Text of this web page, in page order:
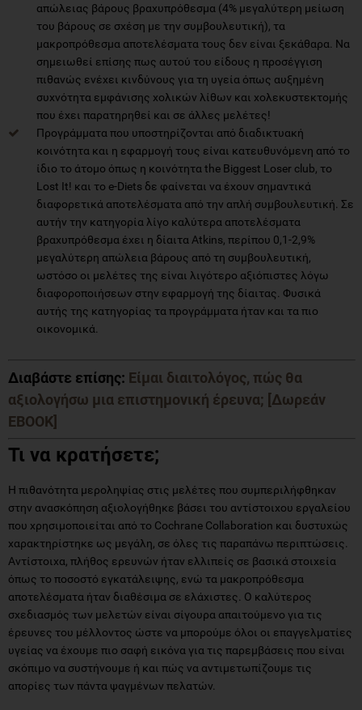
απώλειας βάρους βραχυπρόθεσμα (4% μεγαλύτερη μείωση
του βάρους σε σχέση με την συμβουλευτική), τα
μακροπρόθεσμα αποτελέσματα τους δεν είναι ξεκάθαρα. Να
σημειωθεί επίσης πως αυτού του είδους η προσέγγιση
πιθανώς ενέχει κινδύνους για τη υγεία όπως αυξημένη
συχνότητα εμφάνισης χολικών λίθων και χολεκυστεκτομής
που έχει παρατηρηθεί και σε άλλες μελέτες!
Προγράμματα που υποστηρίζονται από διαδικτυακή
κοινότητα και η εφαρμογή τους είναι κατευθυνόμενη από το
ίδιο το άτομο όπως η κοινότητα the Biggest Loser club, το
Lost It! και το e-Diets δε φαίνεται να έχουν σημαντικά
διαφορετικά αποτελέσματα από την απλή συμβουλευτική. Σε
αυτήν την κατηγορία λίγο καλύτερα αποτελέσματα
βραχυπρόθεσμα έχει η δίαιτα Atkins, περίπου 0,1-2,9%
μεγαλύτερη απώλεια βάρους από τη συμβουλευτική,
ωστόσο οι μελέτες της είναι λιγότερο αξιόπιστες λόγω
διαφοροποιήσεων στην εφαρμογή της δίαιτας. Φυσικά
αυτής της κατηγορίας τα προγράμματα ήταν και τα πιο
οικονομικά.
Διαβάστε επίσης: Είμαι διαιτολόγος, πώς θα
αξιολογήσω μια επιστημονική έρευνα; [Δωρεάν
EBOOK]
Τι να κρατήσετε;
Η πιθανότητα μεροληψίας στις μελέτες που συμπεριλήφθηκαν
στην ανασκόπηση αξιολογήθηκε βάσει του αντίστοιχου εργαλείου
που χρησιμοποιείται από το Cochrane Collaboration και δυστυχώς
χαρακτηρίστηκε ως μεγάλη, σε όλες τις παραπάνω περιπτώσεις.
Αντίστοιχα, πλήθος ερευνών ήταν ελλιπείς σε βασικά στοιχεία
όπως το ποσοστό εγκατάλειψης, ενώ τα μακροπρόθεσμα
αποτελέσματα ήταν διαθέσιμα σε ελάχιστες. Ο καλύτερος
σχεδιασμός των μελετών είναι σίγουρα απαιτούμενο για τις
έρευνες του μέλλοντος ώστε να μπορούμε όλοι οι επαγγελματίες
υγείας να έχουμε πιο σαφή εικόνα για τις παρεμβάσεις που είναι
σκόπιμο να συστήνουμε ή και πώς να αντιμετωπίζουμε τις
απορίες των πάντα ψαγμένων πελατών.